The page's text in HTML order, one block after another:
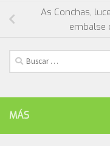
As Conchas,
embalse
Buscar:
MÁS